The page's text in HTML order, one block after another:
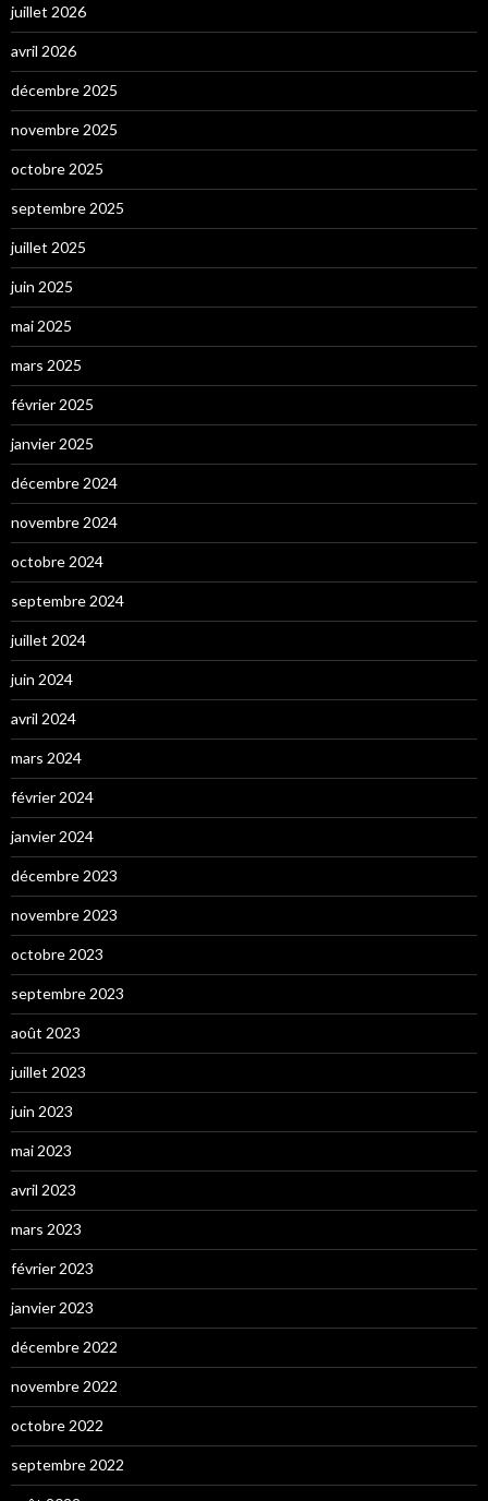
juillet 2026
avril 2026
décembre 2025
novembre 2025
octobre 2025
septembre 2025
juillet 2025
juin 2025
mai 2025
mars 2025
février 2025
janvier 2025
décembre 2024
novembre 2024
octobre 2024
septembre 2024
juillet 2024
juin 2024
avril 2024
mars 2024
février 2024
janvier 2024
décembre 2023
novembre 2023
octobre 2023
septembre 2023
août 2023
juillet 2023
juin 2023
mai 2023
avril 2023
mars 2023
février 2023
janvier 2023
décembre 2022
novembre 2022
octobre 2022
septembre 2022